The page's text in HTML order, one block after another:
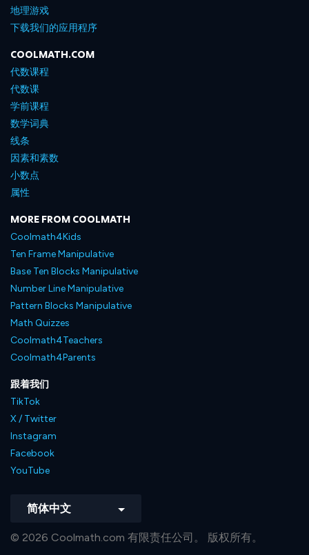
地理游戏
下载我们的应用程序
COOLMATH.COM
代数课程
代数课
学前课程
数学词典
线条
因素和素数
小数点
属性
MORE FROM COOLMATH
Coolmath4Kids
Ten Frame Manipulative
Base Ten Blocks Manipulative
Number Line Manipulative
Pattern Blocks Manipulative
Math Quizzes
Coolmath4Teachers
Coolmath4Parents
跟着我们
TikTok
X / Twitter
Instagram
Facebook
YouTube
简体中文
© 2026 Coolmath.com 有限责任公司。 版权所有。